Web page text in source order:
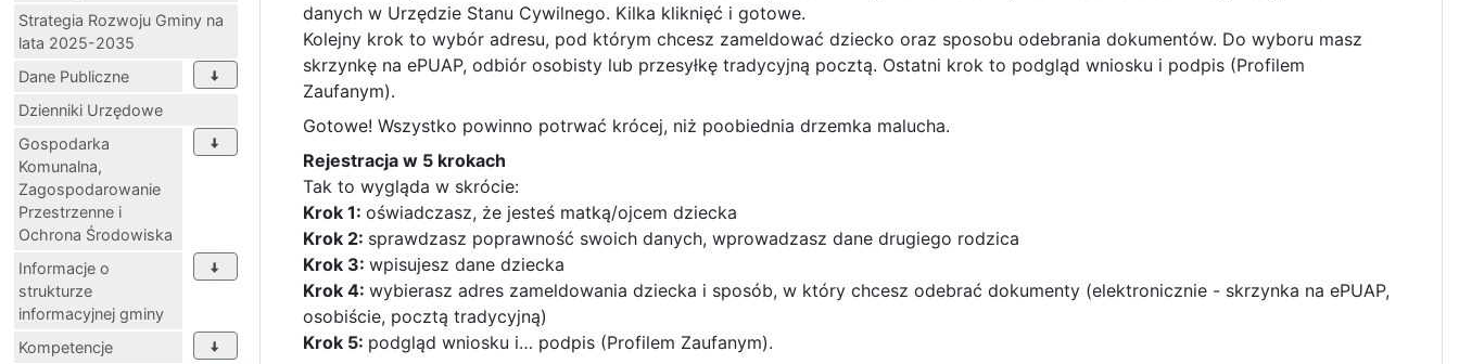
Strategia Rozwoju Gminy na
lata 2025-2035
Dane Publiczne
Dzienniki Urzędowe
Gospodarka
Komunalna,
Zagospodarowanie
Przestrzenne i
Ochrona Środowiska
Informacje o
strukturze
informacyjnej gminy
Kompetencje
danych w Urzędzie Stanu Cywilnego. Kilka kliknięć i gotowe.
Kolejny krok to wybór adresu, pod którym chcesz zameldować dziecko oraz sposobu odebrania dokumentów. Do wyboru masz
skrzynkę na ePUAP, odbiór osobisty lub przesyłkę tradycyjną pocztą. Ostatni krok to podgląd wniosku i podpis (Profilem
Zaufanym).
Gotowe! Wszystko powinno potrwać krócej, niż poobiednia drzemka malucha.
Rejestracja w 5 krokach
Tak to wygląda w skrócie:
Krok 1: oświadczasz, że jesteś matką/ojcem dziecka
Krok 2: sprawdzasz poprawność swoich danych, wprowadzasz dane drugiego rodzica
Krok 3: wpisujesz dane dziecka
Krok 4: wybierasz adres zameldowania dziecka i sposób, w który chcesz odebrać dokumenty (elektronicznie - skrzynka na ePUAP,
osobiście, pocztą tradycyjną)
Krok 5: podgląd wniosku i… podpis (Profilem Zaufanym).